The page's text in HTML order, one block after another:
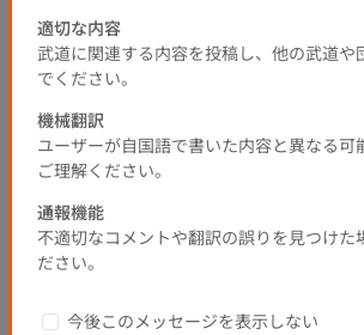
Populer Baru
適切な内容
武道に関連する内容を投稿し、他の武道や
でください。
機械翻訳
ユーザーが自国語で書いた内容と異なる可
ご理解ください。
通報機能
不適切なコメントや翻訳の誤りを見つけた
ださい。
今後このメッセージを表示しない